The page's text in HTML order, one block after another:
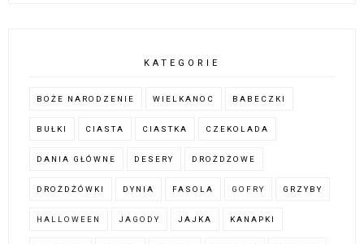
KATEGORIE
BOŻE NARODZENIE WIELKANOC BABECZKI
BUŁKI CIASTA CIASTKA CZEKOLADA
DANIA GŁÓWNE DESERY DROŻDŻOWE
DROŻDŻÓWKI DYNIA FASOLA GOFRY GRZYBY
HALLOWEEN JAGODY JAJKA KANAPKI